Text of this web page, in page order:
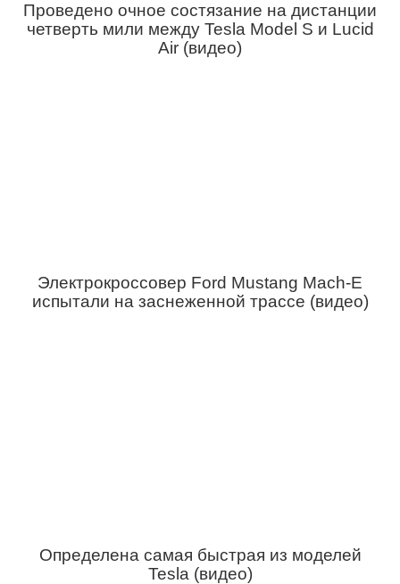
Проведено очное состязание на дистанции
четверть мили между Tesla Model S и Lucid
Air (видео)
Электрокроссовер Ford Mustang Mach-E
испытали на заснеженной трассе (видео)
Определена самая быстрая из моделей
Tesla (видео)